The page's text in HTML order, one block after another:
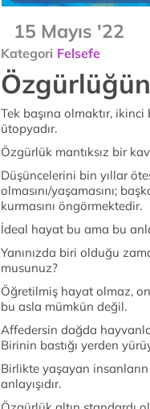
15 Mayıs '22
Kategori Felsefe
Tek başına olmaktır,
ütopyadır.
Özgürlük mantıksız bir
Düşüncelerini bin yıllar
olmasını/yaşamasını;
kurmasını öngörmektedir.
İdeal hayat bu ama bu
Yanınızda biri olduğu
musunuz?
Öğretilmiş hayat olmaz,
bu asla mümkün değil.
Affedersin dağda
Birinin bastığı yerden
Birlikte yaşayan
anlayışıdır.